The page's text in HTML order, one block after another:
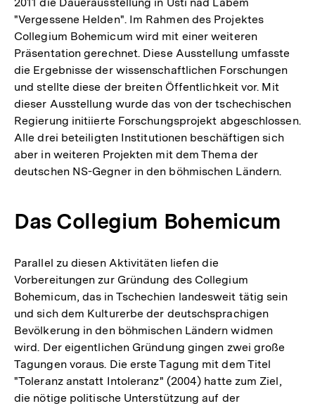
2011 die Dauerausstellung in Ústí nad Labem
"Vergessene Helden". Im Rahmen des Projektes
Collegium Bohemicum wird mit einer weiteren
Präsentation gerechnet. Diese Ausstellung umfasste
die Ergebnisse der wissenschaftlichen Forschungen
und stellte diese der breiten Öffentlichkeit vor. Mit
dieser Ausstellung wurde das von der tschechischen
Regierung initiierte Forschungsprojekt abgeschlossen.
Alle drei beteiligten Institutionen beschäftigen sich
aber in weiteren Projekten mit dem Thema der
deutschen NS-Gegner in den böhmischen Ländern.
Das Collegium Bohemicum
Parallel zu diesen Aktivitäten liefen die
Vorbereitungen zur Gründung des Collegium
Bohemicum, das in Tschechien landesweit tätig sein
und sich dem Kulturerbe der deutschsprachigen
Bevölkerung in den böhmischen Ländern widmen
wird. Der eigentlichen Gründung gingen zwei große
Tagungen voraus. Die erste Tagung mit dem Titel
"Toleranz anstatt Intoleranz" (2004) hatte zum Ziel,
die nötige politische Unterstützung auf der